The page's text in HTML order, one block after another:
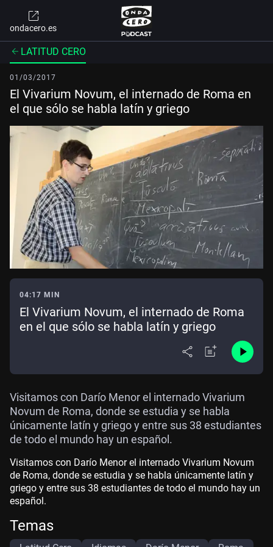
ondacero.es
LATITUD CERO
01/03/2017
El Vivarium Novum, el internado de Roma en
el que sólo se habla latín y griego
04:17 MIN
El Vivarium Novum, el internado de Roma
en el que sólo se habla latín y griego
Visitamos con Darío Menor el internado Vivarium
Novum de Roma, donde se estudia y se habla
únicamente latín y griego y entre sus 38 estudiantes
de todo el mundo hay un español.
Visitamos con Darío Menor el internado Vivarium Novum
de Roma, donde se estudia y se habla únicamente latín y
griego y entre sus 38 estudiantes de todo el mundo hay un
español.
Temas